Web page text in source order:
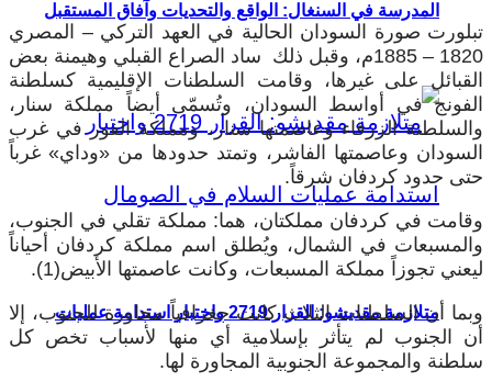
المدرسة في السنغال: الواقع والتحديات وآفاق المستقبل
متلازمة مقديشو: القرار 2719 واختبار استدامة عمليات
تبلورت صورة السودان الحالية في العهد التركي – المصري
1820 – 1885م، وقبل ذلك ساد الصراع القبلي وهيمنة بعض
القبائل على غيرها، وقامت السلطنات الإقليمية كسلطنة
الفونج في أواسط السودان، وتُسمّى أيضاً مملكة سنار،
والسلطنة الزرقاء وعاصمتها سنار، ومملكة الفور في غرب
السودان وعاصمتها الفاشر، وتمتد حدودها من «وداي» غرباً
حتى حدود كردفان شرقاً.
وقامت في كردفان مملكتان، هما: مملكة تقلي في الجنوب،
والمسبعات في الشمال، ويُطلق اسم مملكة كردفان أحياناً
ليعني تجوزاً مملكة المسبعات، وكانت عاصمتها الأبيض(1).
وبما أن السلطنات الثلاث كانت جغرافياً مجاورة للجنوب، إلا
أن الجنوب لم يتأثر بإسلامية أي منها لأسباب تخص كل
سلطنة والمجموعة الجنوبية المجاورة لها.